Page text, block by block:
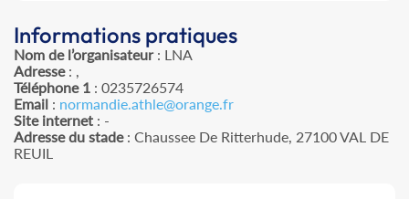
Informations pratiques
Nom de l’organisateur: LNA
Adresse: ,
Téléphone 1 : 0235726574
Email : normandie.athle@orange.fr
Site internet : -
Adresse du stade: Chaussee De Ritterhude, 27100 VAL DE
REUIL